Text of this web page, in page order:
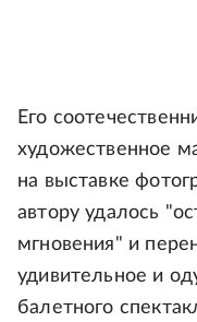
Его
художественное
на выставке
автору удалось
мгновения" и
удивительное и
балетного